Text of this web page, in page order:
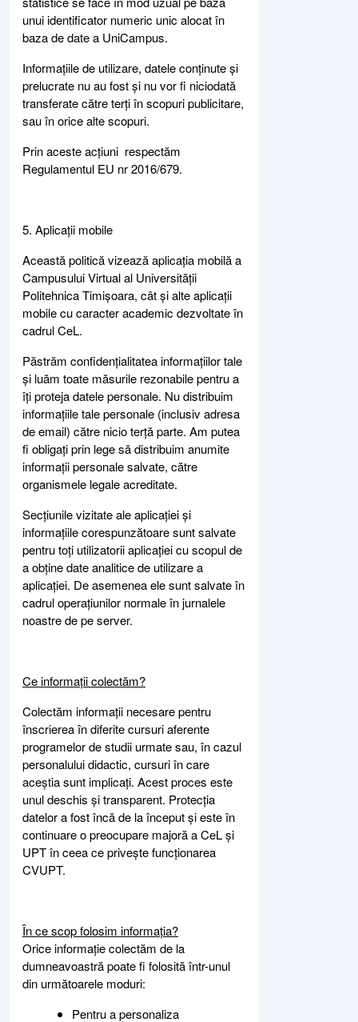
unui identificator numeric unic alocat în
baza de date a UniCampus.
Informațiile de utilizare, datele conținute și
prelucrate nu au fost și nu vor fi niciodată
transferate către terți în scopuri publicitare,
sau în orice alte scopuri.
Prin aceste acțiuni respectăm
Regulamentul EU nr 2016/679.
5. Aplicații mobile
Această politică vizează aplicația mobilă a
Campusului Virtual al Universității
Politehnica Timișoara, cât și alte aplicații
mobile cu caracter academic dezvoltate în
cadrul CeL.
Păstrăm confidențialitatea informațiilor tale
și luăm toate măsurile rezonabile pentru a
îți proteja datele personale. Nu distribuim
informațiile tale personale (inclusiv adresa
de email) către nicio terță parte. Am putea
fi obligați prin lege să distribuim anumite
informații personale salvate, către
organismele legale acreditate.
Secțiunile vizitate ale aplicației și
informațiile corespunzătoare sunt salvate
pentru toți utilizatorii aplicației cu scopul de
a obține date analitice de utilizare a
aplicației. De asemenea ele sunt salvate în
cadrul operațiunilor normale în jurnalele
noastre de pe server.
Ce informații colectăm?
Colectăm informații necesare pentru
înscrierea în diferite cursuri aferente
programelor de studii urmate sau, în cazul
personalului didactic, cursuri în care
aceștia sunt implicați. Acest proces este
unul deschis și transparent. Protecția
datelor a fost încă de la început și este în
continuare o preocupare majoră a CeL și
UPT în ceea ce privește funcționarea
CVUPT.
În ce scop folosim informația?
Orice informație colectăm de la
dumneavoastră poate fi folosită într-unul
din următoarele moduri:
Pentru a personaliza